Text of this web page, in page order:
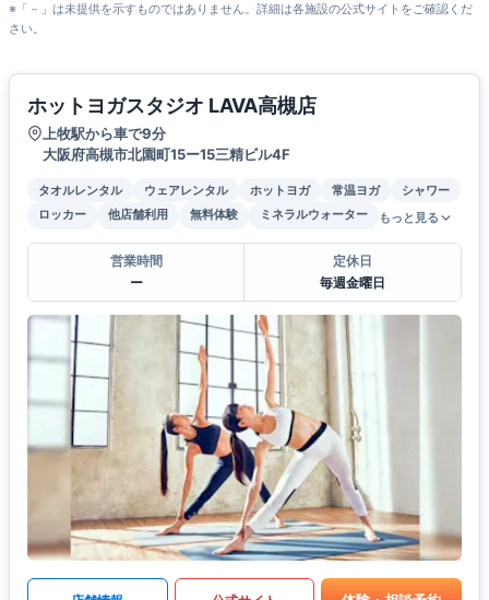
※「－」は未提供を示すものではありません。詳細は各施設の公式サイトをご確認くだ
さい。
ホットヨガスタジオ LAVA高槻店
上牧駅から車で9分
大阪府高槻市北園町15ー15三精ビル4F
タオルレンタル ウェアレンタル ホットヨガ 常温ヨガ
シャワー
ロッカー
他店舗利用 無料体験 ミネラルウォーター もっと見る
営業時間
ー
定休日
毎週金曜日